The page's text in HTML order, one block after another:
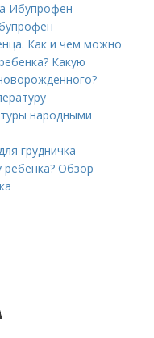
Ибупрофен
Как и чем можно
Какую
народными
грудничка
ребенка? Обзор